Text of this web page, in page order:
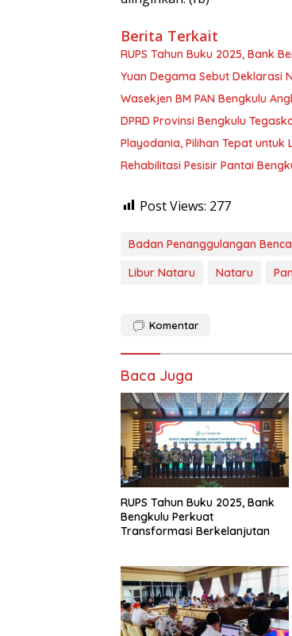
Berita Terkait
RUPS Tahun Buku 2025, Bank
Yuan Degama Sebut Deklarasi
Wasekjen BM PAN Bengkulu
DPRD Provinsi Bengkulu
Playodania, Pilihan Tepat
Rehabilitasi Pesisir Pantai
Post Views: 277
Badan Penanggulangan
Libur Nataru
Nataru
Komentar
Baca Juga
RUPS Tahun Buku 2025, Bank
Bengkulu Perkuat
Transformasi Berkelanjutan